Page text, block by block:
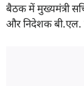
बैठक में मुख्यमंत्री
और निदेशक बी.एल.